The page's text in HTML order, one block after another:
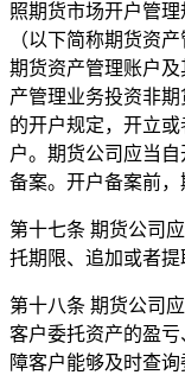
照期货市场开户管
（以下简称期货资
期货资产管理账户
产管理业务投资非
的开户规定，开立
户。期货公司应当
备案。开户备案前，
第十七条 期货公司
托期限、追加或者提
第十八条 期货公司
客户委托资产的盈
障客户能够及时查询